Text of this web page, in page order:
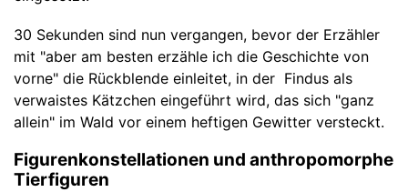
30 Sekunden sind nun vergangen, bevor der Erzähler
mit "aber am besten erzähle ich die Geschichte von
vorne" die Rückblende einleitet, in der Findus als
verwaistes Kätzchen eingeführt wird, das sich "ganz
allein" im Wald vor einem heftigen Gewitter versteckt.
Figurenkonstellationen und anthropomorphe
Tierfiguren